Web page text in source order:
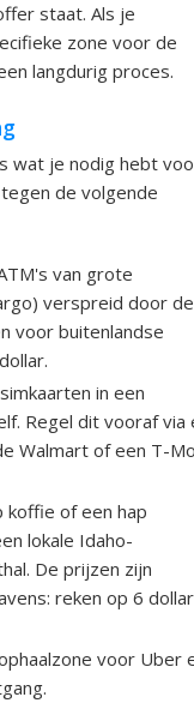
staat. Als je
zone voor de
langdurig proces.
wat je nodig hebt
de volgende
van grote
verspreid door de
voor buitenlandse
in een
Regel dit vooraf via
Walmart of een T-
koffie of een hap
lokale Idaho-
De prijzen zijn
reken op 6 dollar
voor Uber